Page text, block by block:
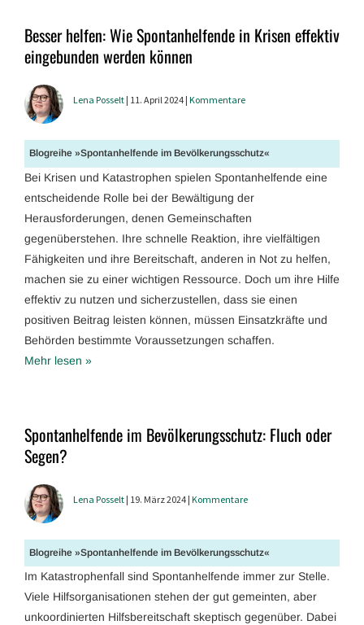
Besser helfen: Wie Spontanhelfende in Krisen effektiv
eingebunden werden können
Lena Posselt | 11. April 2024 | Kommentare
Blogreihe »Spontanhelfende im Bevölkerungsschutz«
Bei Krisen und Katastrophen spielen Spontanhelfende eine
entscheidende Rolle bei der Bewältigung der
Herausforderungen, denen Gemeinschaften
gegenüberstehen. Ihre schnelle Reaktion, ihre vielfältigen
Fähigkeiten und ihre Bereitschaft, anderen in Not zu helfen,
machen sie zu einer wichtigen Ressource. Doch um ihre Hilfe
effektiv zu nutzen und sicherzustellen, dass sie einen
positiven Beitrag leisten können, müssen Einsatzkräfte und
Behörden bestimmte Voraussetzungen schaffen.
Mehr lesen »
Spontanhelfende im Bevölkerungsschutz: Fluch oder
Segen?
Lena Posselt | 19. März 2024 | Kommentare
Blogreihe »Spontanhelfende im Bevölkerungsschutz«
Im Katastrophenfall sind Spontanhelfende immer zur Stelle.
Viele Hilfsorganisationen stehen der gut gemeinten, aber
unkoordinierten Hilfsbereitschaft skeptisch gegenüber. Dabei